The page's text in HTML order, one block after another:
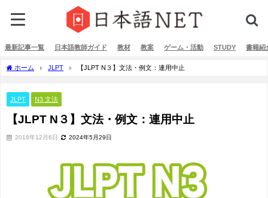
最新記事一覧 日本語教師ガイド 教材 教案 ゲーム・活動 STUDY 書籍紹
ホーム JLPT 【JLPT N３】文法・例文：連用中止
JLPT N3 文法
【JLPT N３】文法・例文：連用中止
2018年12月6日 2024年5月29日